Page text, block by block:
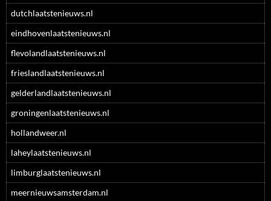
dutchlaatstenieuws.nl
eindhovenlaatstenieuws.nl
flevolandlaatstenieuws.nl
frieslandlaatstenieuws.nl
gelderlandlaatstenieuws.nl
groningenlaatstenieuws.nl
hollandweer.nl
laheylaatstenieuws.nl
limburglaatstenieuws.nl
meernieuwsamsterdam.nl